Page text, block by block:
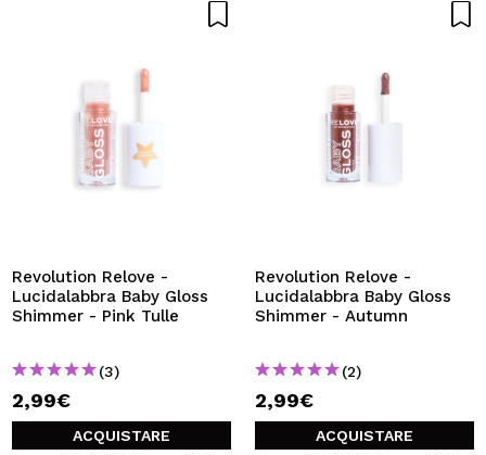
Revolution Relove -
Lucidalabbra Baby Gloss
Shimmer - Pink Tulle
(3)
2,99€
ACQUISTARE
Revolution Relove -
Lucidalabbra Baby Gloss
Shimmer - Autumn
(2)
2,99€
ACQUISTARE